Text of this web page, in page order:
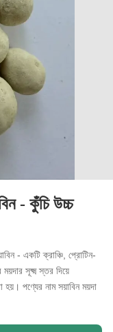
- কুঁচি উচ্চ
- একটি ক্রাঞ্চি, প্রোটিন-
সূক্ষ্ম স্তর দিয়ে
হয়। পণ্যের নাম সয়াবিন ময়দা